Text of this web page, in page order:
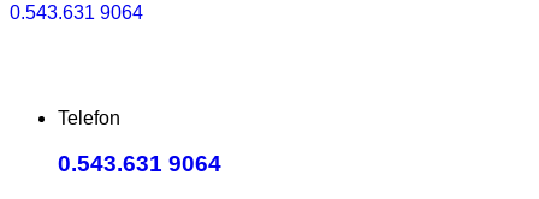
0.543.631 9064
Telefon
0.543.631 9064